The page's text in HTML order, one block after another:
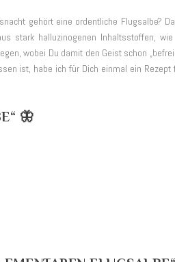
gehört eine ordentliche Flugsalbe?
stark halluzinogenen Inhaltsstoffen,
wobei Du damit den Geist schon
ist, habe ich für Dich einmal ein
🦋